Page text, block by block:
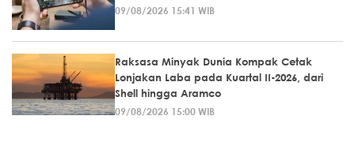
09/08/2026 15:41 WIB
Raksasa Minyak Dunia Kompak Cetak
Lonjakan Laba pada Kuartal II-2026, dari
Shell hingga Aramco
09/08/2026 15:00 WIB